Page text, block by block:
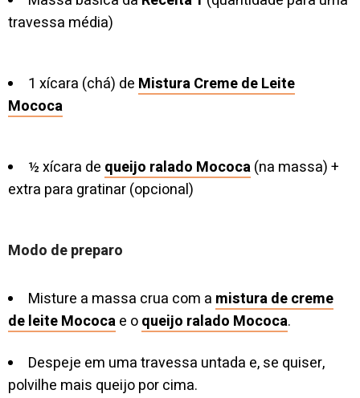
travessa média)
1 xícara (chá) de Mistura Creme de Leite
Mococa
½ xícara de queijo ralado Mococa(na massa) +
extra para gratinar (opcional)
Modo de preparo
Misture a massa crua com a mistura de creme
de leite Mococae oqueijo ralado Mococa.
Despeje em uma travessa untada e, se quiser,
polvilhe mais queijo por cima.